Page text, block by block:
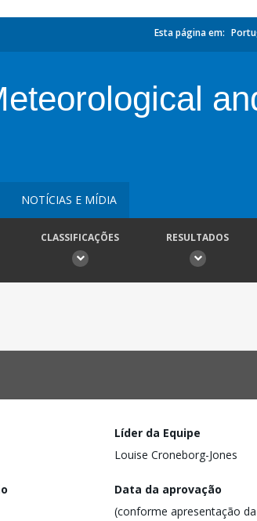
Esta página em:
NOTÍCIAS E MÍDIA
CLASSIFICAÇÕES RESULTADOS
Líder da Equipe
Louise Croneborg-Jones
Data da aprovação
(conforme apresentação